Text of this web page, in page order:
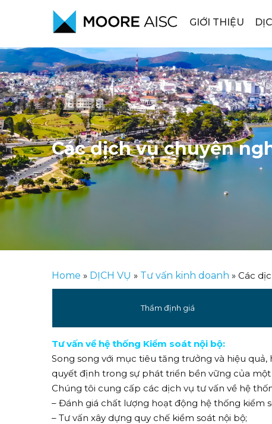
GIỚI THIỆU
Các dịch vụ chuyên
Home » DỊCH VỤ » Tư vấn kinh doanh » Các
Thẩm định giá
Tư vấn về hệ thống Kiểm soát nội bộ:
Song song với mục tiêu tăng trưởng và hiệu
quyết định trong sự phát triển bền vững của
Chúng tôi cung cấp các dịch vụ tư vấn về hệ
– Đánh giá chất lượng hoạt động hệ thống kiểm
– Tư vấn xây dựng quy chế kiểm soát nội bộ;